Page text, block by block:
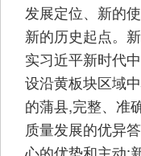
发展定位、新的
新的历史起点。
实习近平新时代
设沿黄板块区域
的蒲县,完整、准
质量发展的优异